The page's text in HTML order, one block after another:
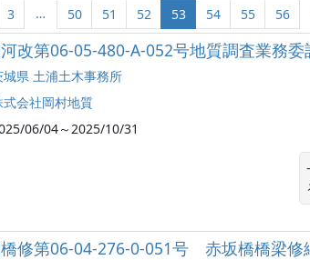
3 … 50 51 52 53 54 55 56
改第06-05-480-A-052号地質調査業務委
城県 土浦土木事務所
式会社岡村地質
06/04～2025/10/31
修第06-04-276-0-051号 赤坂橋橋梁修